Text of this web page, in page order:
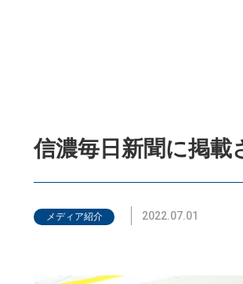
つなぎ局について
お問い合わせ
信濃毎日新聞に掲載
メディア紹介 2022.07.01